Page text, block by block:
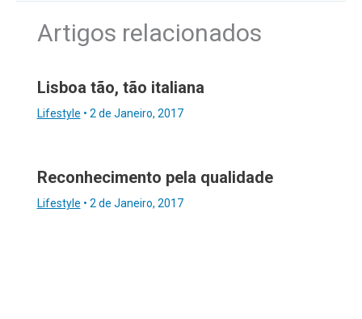
Artigos relacionados
Lisboa tão, tão italiana
Lifestyle • 2 de Janeiro, 2017
Reconhecimento pela qualidade
Lifestyle • 2 de Janeiro, 2017